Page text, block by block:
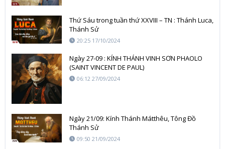
Thứ Sáu trong tuần thứ XXVIII – TN : Thánh Luca,
Thánh Sử
20:25 17/10/2024
Ngày 27-09 : KÍNH THÁNH VINH SƠN PHAOLO
(SAINT VINCENT DE PAUL)
06:12 27/09/2024
Ngày 21/09: Kính Thánh Mátthêu, Tông Đồ
Thánh Sử
09:50 21/09/2024